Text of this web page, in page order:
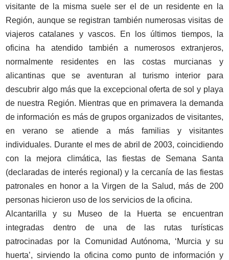
visitante de la misma suele ser el de un residente en la
Región, aunque se registran también numerosas visitas de
viajeros catalanes y vascos. En los últimos tiempos, la
oficina ha atendido también a numerosos extranjeros,
normalmente residentes en las costas murcianas y
alicantinas que se aventuran al turismo interior para
descubrir algo más que la excepcional oferta de sol y playa
de nuestra Región. Mientras que en primavera la demanda
de información es más de grupos organizados de visitantes,
en verano se atiende a más familias y visitantes
individuales. Durante el mes de abril de 2003, coincidiendo
con la mejora climática, las fiestas de Semana Santa
(declaradas de interés regional) y la cercanía de las fiestas
patronales en honor a la Virgen de la Salud, más de 200
personas hicieron uso de los servicios de la oficina.
Alcantarilla y su Museo de la Huerta se encuentran
integradas dentro de una de las rutas turísticas
patrocinadas por la Comunidad Autónoma, ‘Murcia y su
huerta’, sirviendo la oficina como punto de información y